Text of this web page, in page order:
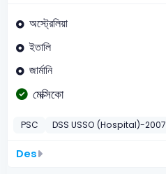
অস্ট্রেলিয়া
ইতালি
জার্মানি
মেক্সিকো
PSC DSS USSO (Hospital)-2007
Des